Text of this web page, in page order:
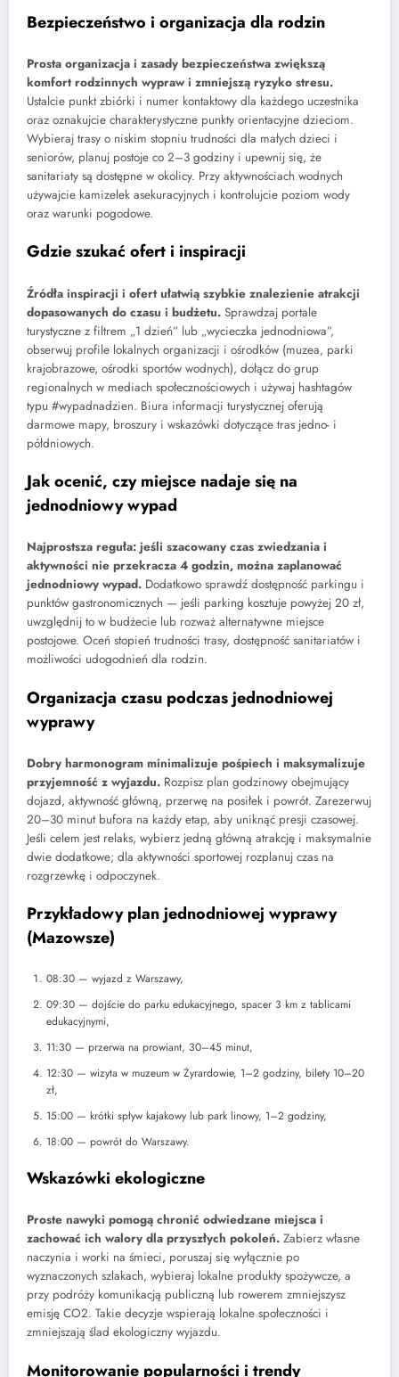
Bezpieczeństwo i organizacja dla rodzin
Prosta organizacja i zasady bezpieczeństwa zwiększą
komfort rodzinnych wypraw i zmniejszą ryzyko stresu.
Ustalcie punkt zbiórki i numer kontaktowy dla każdego uczestnika
oraz oznakujcie charakterystyczne punkty orientacyjne dzieciom.
Wybieraj trasy o niskim stopniu trudności dla małych dzieci i
seniorów, planuj postoje co 2–3 godziny i upewnij się, że
sanitariaty są dostępne w okolicy. Przy aktywnościach wodnych
używajcie kamizelek asekuracyjnych i kontrolujcie poziom wody
oraz warunki pogodowe.
Gdzie szukać ofert i inspiracji
Źródła inspiracji i ofert ułatwią szybkie znalezienie atrakcji
dopasowanych do czasu i budżetu. Sprawdzaj portale
turystyczne z filtrem „1 dzień” lub „wycieczka jednodniowa”,
obserwuj profile lokalnych organizacji i ośrodków (muzea, parki
krajobrazowe, ośrodki sportów wodnych), dołącz do grup
regionalnych w mediach społecznościowych i używaj hashtagów
typu #wypadnadzien. Biura informacji turystycznej oferują
darmowe mapy, broszury i wskazówki dotyczące tras jedno- i
półdniowych.
Jak ocenić, czy miejsce nadaje się na
jednodniowy wypad
Najprostsza reguła: jeśli szacowany czas zwiedzania i
aktywności nie przekracza 4 godzin, można zaplanować
jednodniowy wypad. Dodatkowo sprawdź dostępność parkingu i
punktów gastronomicznych — jeśli parking kosztuje powyżej 20 zł,
uwzględnij to w budżecie lub rozważ alternatywne miejsce
postojowe. Oceń stopień trudności trasy, dostępność sanitariatów i
możliwości udogodnień dla rodzin.
Organizacja czasu podczas jednodniowej
wyprawy
Dobry harmonogram minimalizuje pośpiech i maksymalizuje
przyjemność z wyjazdu. Rozpisz plan godzinowy obejmujący
dojazd, aktywność główną, przerwę na posiłek i powrót. Zarezerwuj
20–30 minut bufora na każdy etap, aby uniknąć presji czasowej.
Jeśli celem jest relaks, wybierz jedną główną atrakcję i maksymalnie
dwie dodatkowe; dla aktywności sportowej rozplanuj czas na
rozgrzewkę i odpoczynek.
Przykładowy plan jednodniowej wyprawy
(Mazowsze)
08:30 — wyjazd z Warszawy,
09:30 — dojście do parku edukacyjnego, spacer 3 km z tablicami
edukacyjnymi,
11:30 — przerwa na prowiant, 30–45 minut,
12:30 — wizyta w muzeum w Żyrardowie, 1–2 godziny, bilety 10–20
zł,
15:00 — krótki spływ kajakowy lub park linowy, 1–2 godziny,
18:00 — powrót do Warszawy.
Wskazówki ekologiczne
Proste nawyki pomogą chronić odwiedzane miejsca i
zachować ich walory dla przyszłych pokoleń. Zabierz własne
naczynia i worki na śmieci, poruszaj się wyłącznie po
wyznaczonych szlakach, wybieraj lokalne produkty spożywcze, a
przy podróży komunikacją publiczną lub rowerem zmniejszysz
emisję CO2. Takie decyzje wspierają lokalne społeczności i
zmniejszają ślad ekologiczny wyjazdu.
Monitorowanie popularności i trendy